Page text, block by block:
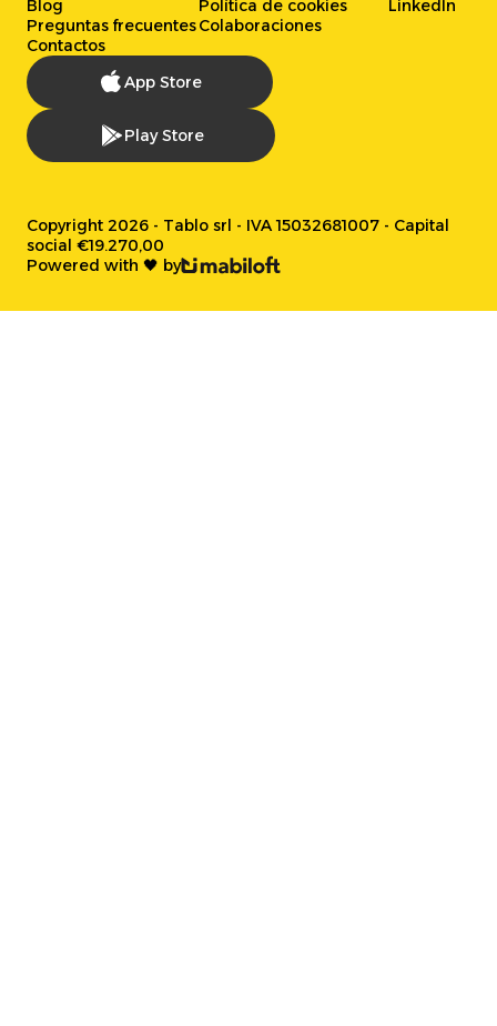
Blog
Preguntas frecuentes
Contactos
Política de cookies
Colaboraciones
LinkedIn
App Store
Play Store
Copyright 2026 - Tablo srl - IVA 15032681007 - Capital
social €19.270,00
Powered with 🖤 by